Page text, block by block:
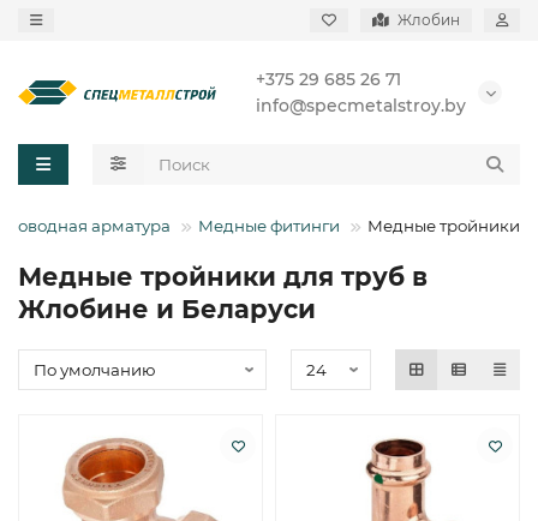
Жлобин
+375 29 685 26 71
info@specmetalstroy.by
арматура Медные фитинги Медные тройники
Медные тройники для труб в
Жлобине и Беларуси